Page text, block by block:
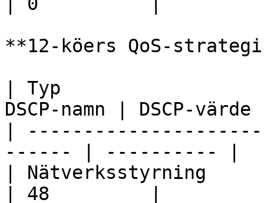
**12-köers QoS-
| Typ
DSCP-namn | DSCP-
|
------ | ---------- |
|
| 48         |